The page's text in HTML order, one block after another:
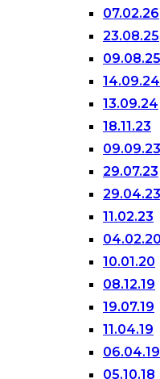
07.02.26
23.08.25
09.08.25
14.09.24
13.09.24
18.11.23
09.09.23
29.07.23
29.04.23
11.02.23
04.02.20
10.01.20
08.12.19
19.07.19
11.04.19
06.04.19
05.10.18